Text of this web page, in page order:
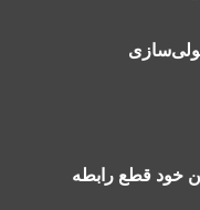
خود قطع رابطه